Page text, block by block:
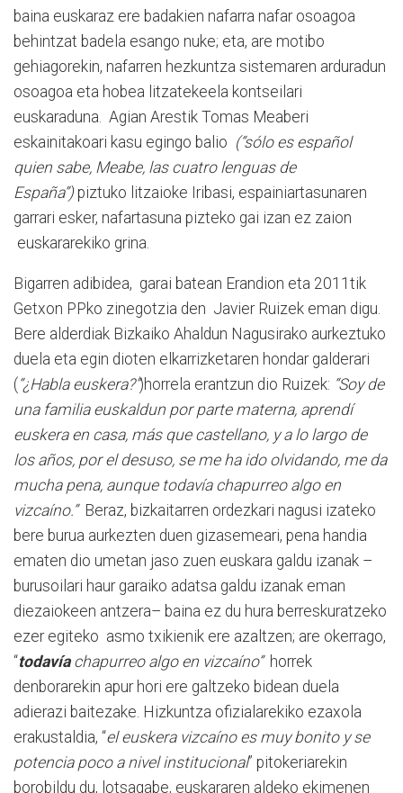
baina euskaraz ere badakien nafarra nafar osoagoa
behintzat badela esango nuke; eta, are motibo
gehiagorekin, nafarren hezkuntza sistemaren arduradun
osoagoa eta hobea litzatekeela kontseilari
euskaraduna. Agian Arestik Tomas Meaberi
eskainitakoari kasu egingo balio (“sólo es español
quien sabe, Meabe, las cuatro lenguas de
España”) piztuko litzaioke Iribasi, espainiartasunaren
garrari esker, nafartasuna pizteko gai izan ez zaion
euskararekiko grina.
Bigarren adibidea, garai batean Erandion eta 2011tik
Getxon PPko zinegotzia den Javier Ruizek eman digu.
Bere alderdiak Bizkaiko Ahaldun Nagusirako aurkeztuko
duela eta egin dioten elkarrizketaren hondar galderari
( “¿Habla euskera?”)horrela erantzun dio Ruizek: “Soy de
una familia euskaldun por parte materna, aprendí
euskera en casa, más que castellano, y a lo largo de
los años, por el desuso, se me ha ido olvidando, me da
mucha pena, aunque todavía chapurreo algo en
vizcaíno.” Beraz, bizkaitarren ordezkari nagusi izateko
bere burua aurkezten duen gizasemeari, pena handia
ematen dio umetan jaso zuen euskara galdu izanak –
burusoilari haur garaiko adatsa galdu izanak eman
diezaiokeen antzera– baina ez du hura berreskuratzeko
ezer egiteko asmo txikienik ere azaltzen; are okerrago,
“todavíachapurreo algo en vizcaíno” horrek
denborarekin apur hori ere galtzeko bidean duela
adierazi baitezake. Hizkuntza ofizialarekiko ezaxola
erakustaldia, “el euskera vizcaíno es muy bonito y se
potencia poco a nivel institucional” pitokeriarekin
borobildu du, lotsagabe, euskararen aldeko ekimenen